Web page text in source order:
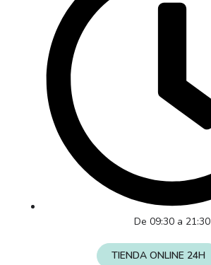
De 09:30 a 21:30
TIENDA ONLINE 24H